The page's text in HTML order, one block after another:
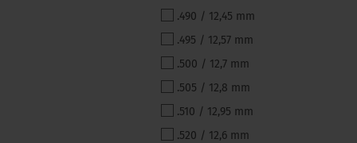
.490 / 12,45 mm
.495 / 12,57 mm
.500 / 12,7 mm
.505 / 12,8 mm
.510 / 12,95 mm
.520 / 12,6 mm